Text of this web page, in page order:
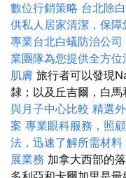
數位行銷策略 台北除
供私人居家清潔，保
專業台北白蟻防治公司
業團隊為您提供全方位
肌膚 旅行者可以發現
隸；以及丘吉爾，白馬
與月子中心比較 精選
案 專業眼科服務，照
法，迅速了解所需材料
展業務 加拿大西部的